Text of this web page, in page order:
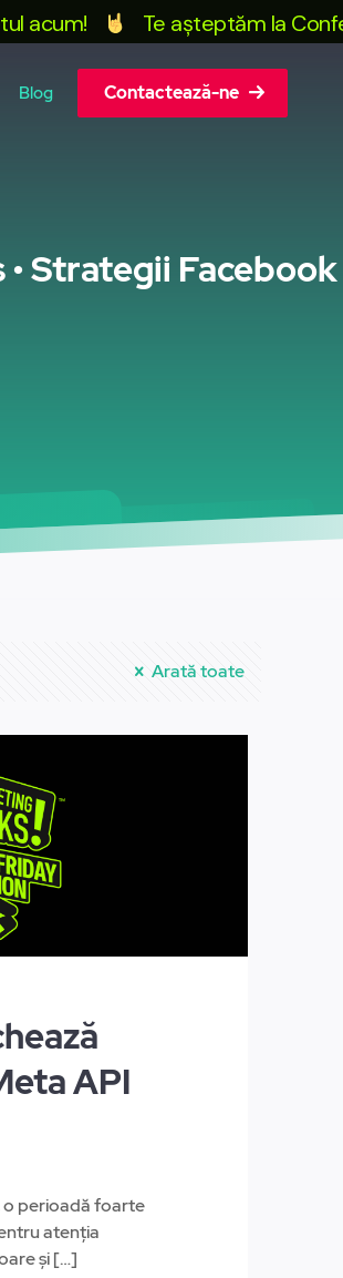
Te așteptăm la Conferința
Blog Contactează-ne
Strategii Facebook
Arată toate
API
o perioadă foarte
atenția
și[…]